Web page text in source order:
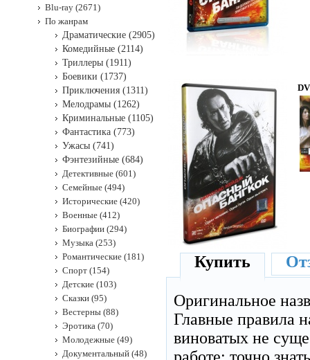
Купить
Оригинальное
Главные правила
виноватых не
Blu-ray (2671)
По жанрам
Драматические (2905)
Комедийные (2114)
Триллеры (1911)
Боевики (1737)
Приключения (1311)
Мелодрамы (1262)
Криминальные (1105)
Фантастика (773)
Ужасы (741)
Фэнтезийные (684)
Детективные (601)
Семейные (494)
Исторические (420)
Военные (412)
Биографии (294)
Музыка (253)
Романтические (181)
Спорт (154)
Детские (103)
Сказки (95)
Вестерны (88)
Эротика (70)
Молодежные (49)
Документальный (48)